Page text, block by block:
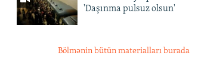
'Daşınma pulsuz olsun'
Bölmənin bütün materialları burada